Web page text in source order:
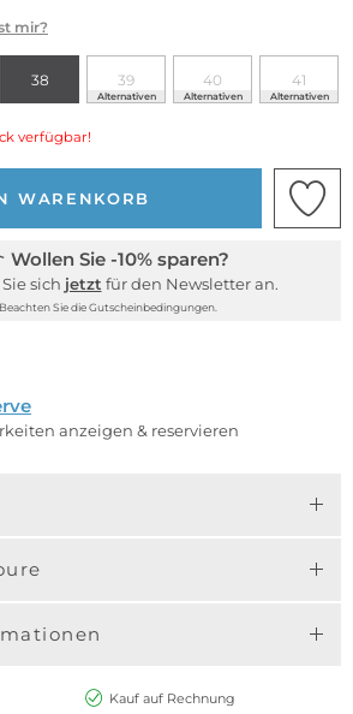
mir?
38 39
Alternativen
40
Alternativen
41
Alternativen
verfügbar!
WARENKORB
Wollen Sie -10% sparen?
sich jetzt für den Newsletter an.
Beachten Sie die Gutscheinbedingungen.
anzeigen & reservieren
Kauf auf Rechnung